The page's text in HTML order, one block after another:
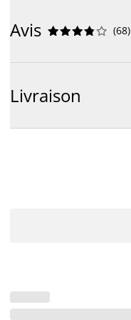
Avis 




 (68)
Livraison